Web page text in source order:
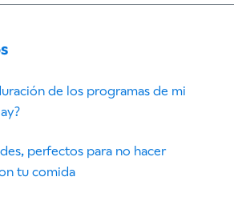
de los programas de mi
perfectos para no hacer
tu comida